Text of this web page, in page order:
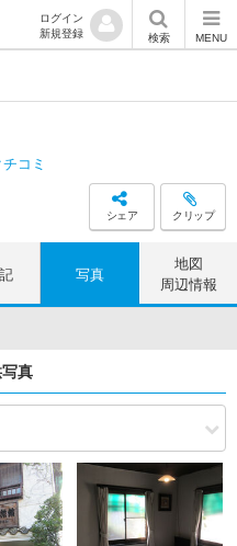
ログイン
新規登録
検索 MENU
コミ
シェア クリップ
写真
地図
周辺情報
真